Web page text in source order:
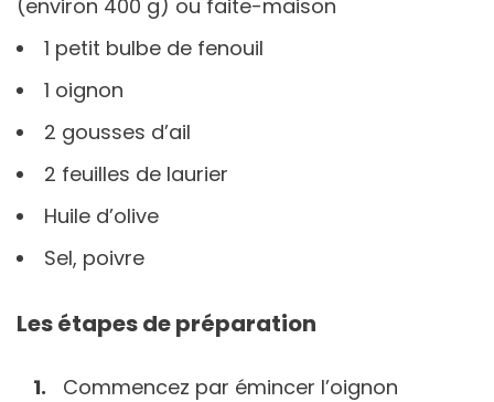
(environ 400 g) ou faite-maison
1 petit bulbe de fenouil
1 oignon
2 gousses d’ail
2 feuilles de laurier
Huile d’olive
Sel, poivre
Les étapes de préparation
Commencez par émincer l’oignon